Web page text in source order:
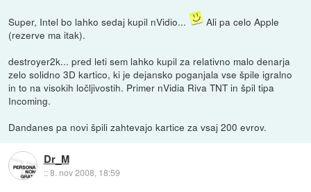
Super, Intel bo lahko sedaj kupil nVidio...
Ali pa celo Apple
(rezerve ma itak).
destroyer2k... pred leti sem lahko kupil za relativno malo denarja
zelo solidno 3D kartico, ki je dejansko poganjala vse špile igralno
in to na visokih ločljivostih. Primer nVidia Riva TNT in špil tipa
Incoming.
Dandanes pa novi špili zahtevajo kartice za vsaj 200 evrov.
Dr_M
::8. nov 2008, 18:59